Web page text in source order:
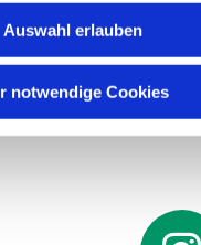
Auswahl erlauben
notwendige Cookies
Herne